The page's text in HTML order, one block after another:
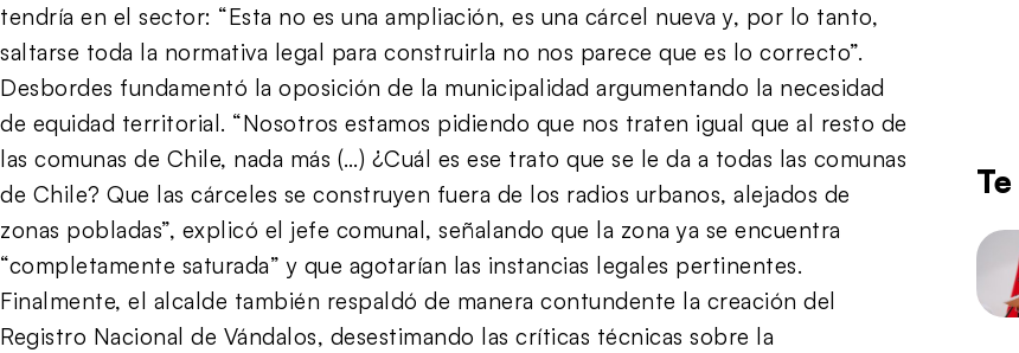
tendría en el sector: “Esta no es una ampliación, es una cárcel nueva y, por lo tanto,
saltarse toda la normativa legal para construirla no nos parece que es lo correcto”.
Desbordes fundamentó la oposición de la municipalidad argumentando la necesidad
de equidad territorial. “Nosotros estamos pidiendo que nos traten igual que al resto de
las comunas de Chile, nada más (…) ¿Cuál es ese trato que se le da a todas las comunas
de Chile? Que las cárceles se construyen fuera de los radios urbanos, alejados de
zonas pobladas”, explicó el jefe comunal, señalando que la zona ya se encuentra
“completamente saturada” y que agotarían las instancias legales pertinentes.
Finalmente, el alcalde también respaldó de manera contundente la creación del
Registro Nacional de Vándalos, desestimando las críticas técnicas sobre la